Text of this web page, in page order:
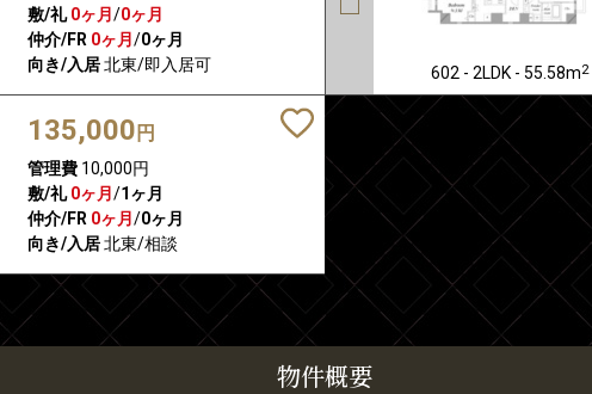
敷/礼 0ヶ月/0ヶ月
仲介/FR 0ヶ月/0ヶ月
向き/入居北東/即入居可 602 - 2LDK - 55.58m2
135,000 円
管理費10,000円
敷/礼 0ヶ月/1ヶ月
仲介/FR 0ヶ月/0ヶ月
向き/入居北東/相談
物件概要